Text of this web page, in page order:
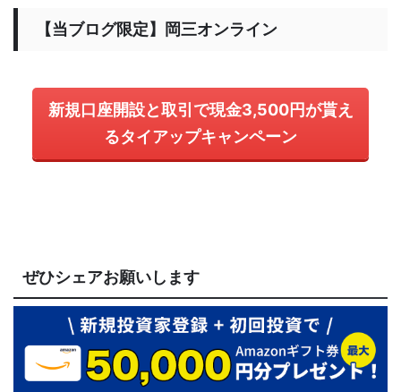
【当ブログ限定】岡三オンライン
新規口座開設と取引で現金3,500円が貰え
るタイアップキャンペーン
ぜひシェアお願いします